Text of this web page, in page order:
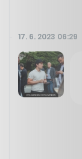
17. 6. 2023 06:29